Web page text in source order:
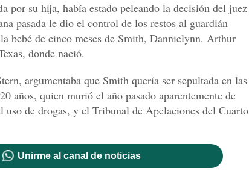
por su hija, había estado peleando la decisión del juez
pasada le dio el control de los restos al guardián
bebé de cinco meses de Smith, Dannielynn. Arthur
donde nació.
argumentaba que Smith quería ser sepultada en las
años, quien murió el año pasado aparentemente de
uso de drogas, y el Tribunal de Apelaciones del Cuarto
Unirme al canal de noticias